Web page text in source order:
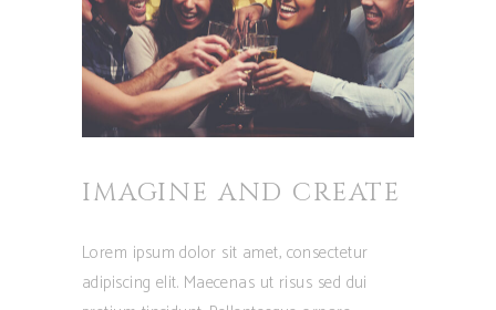
IMAGINE AND CREATE
Lorem ipsum dolor sit amet, consectetur
adipiscing elit. Maecenas ut risus sed dui